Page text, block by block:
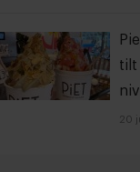
tilt
20